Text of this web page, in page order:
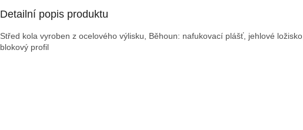
Detailní popis produktu
Střed kola vyroben z ocelového výlisku, Běhoun: nafukovací plášť, jehlové ložisko,
blokový profil